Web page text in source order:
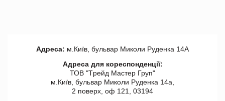
Адреса: м.Київ, бульвар Миколи Руденка 14А
Адреса для кореспонденції:
ТОВ "Tрейд Мастер Груп"
м.Київ, бульвар Миколи Руденка 14а,
2 поверх, оф 121, 03194